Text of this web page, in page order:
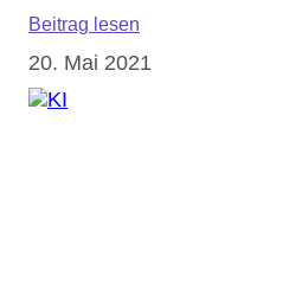
Beitrag lesen
20. Mai 2021